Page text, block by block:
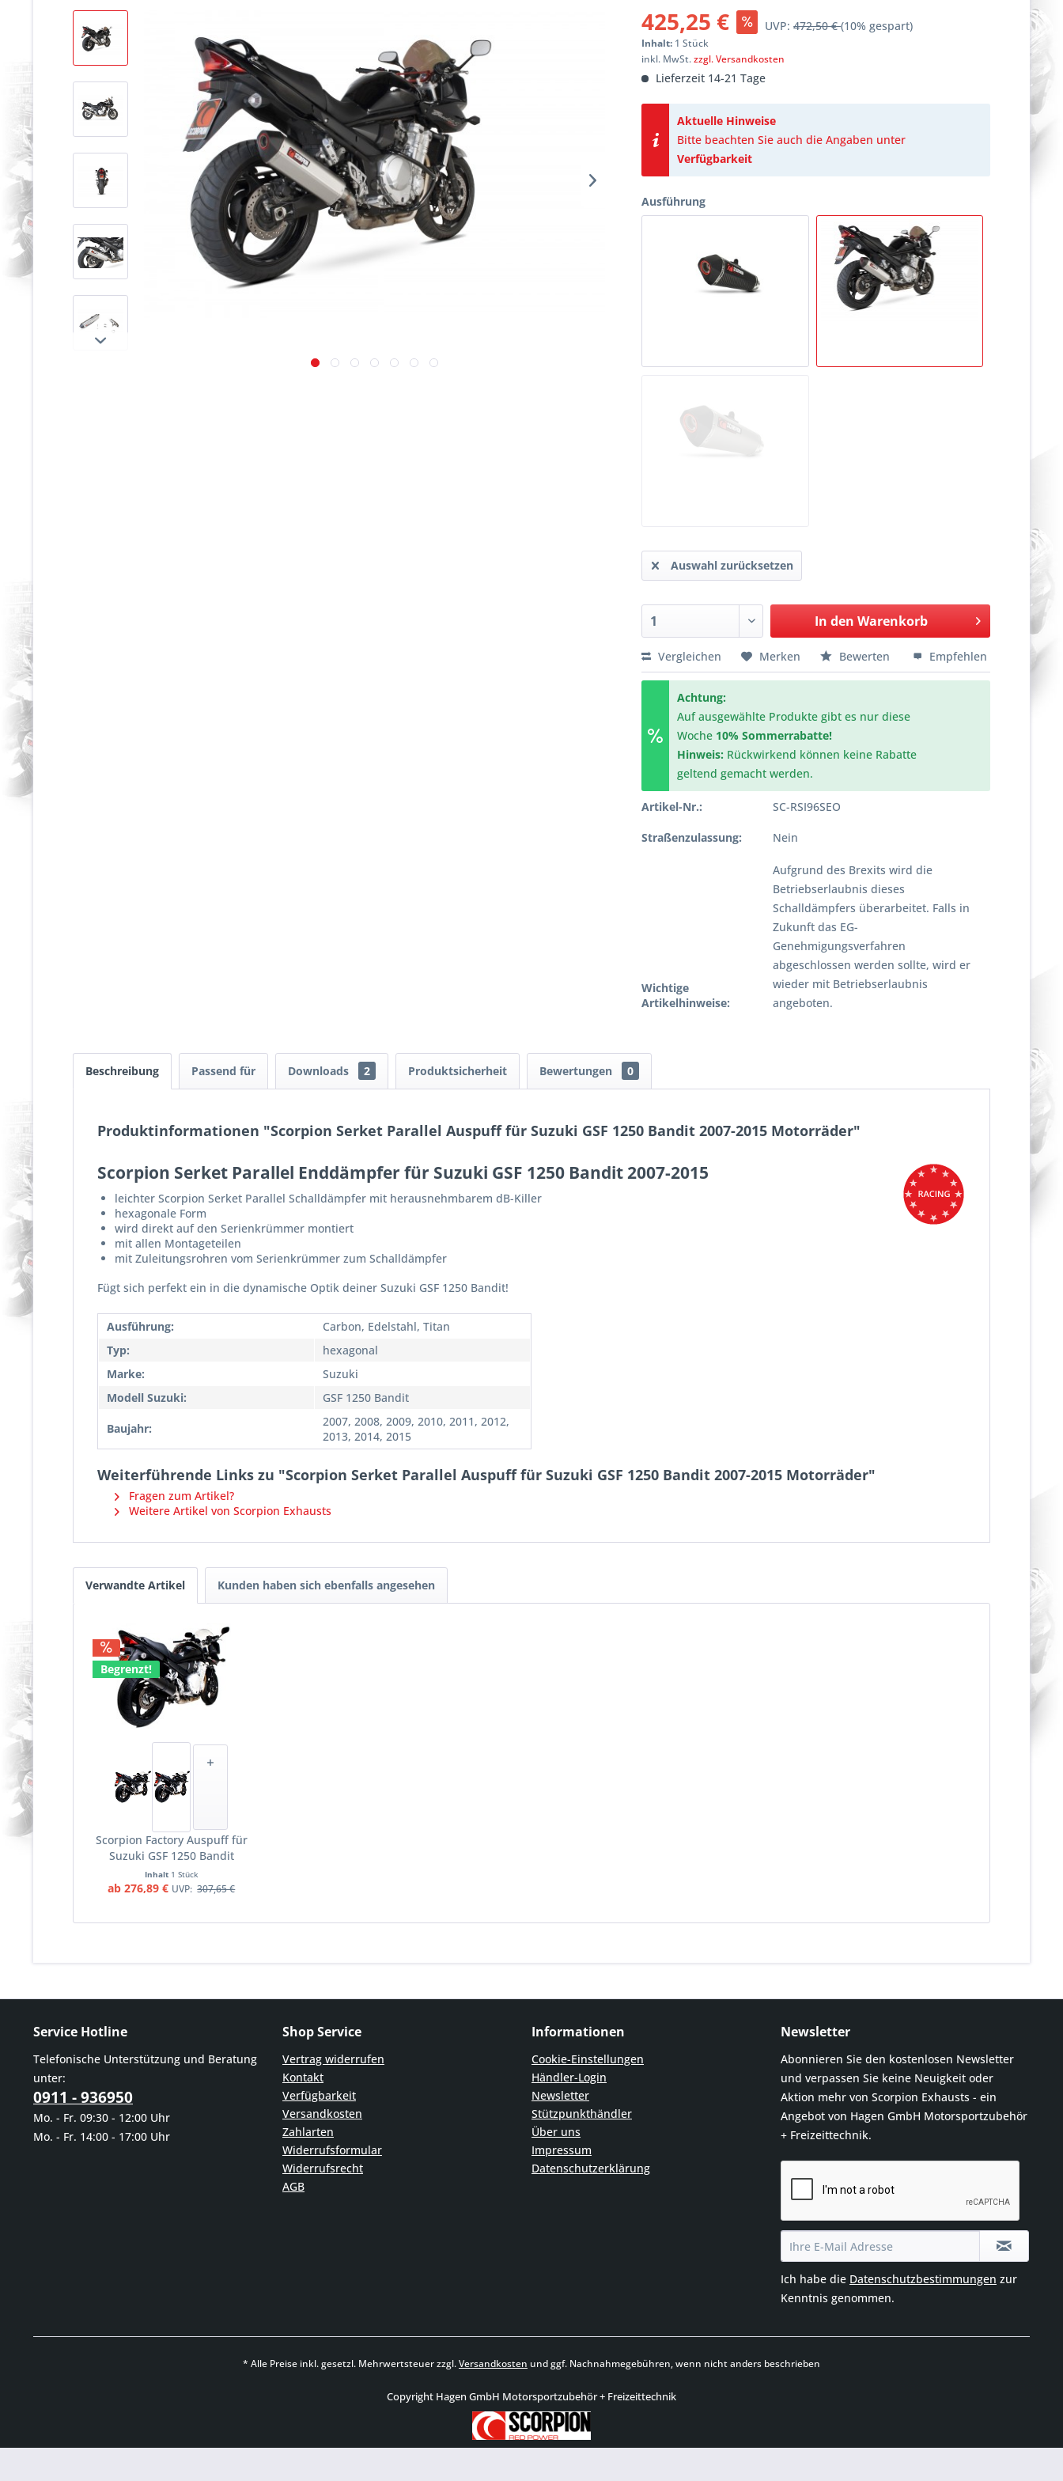
425,25 € UVP:472,50 €(10% gespart)
Inhalt: 1 Stück
inkl. MwSt.zzgl. Versandkosten
Lieferzeit 14-21 Tage
Aktuelle Hinweise
Bitte beachten Sie auch die Angaben unter
Verfügbarkeit
Ausführung
Auswahl zurücksetzen
In den Warenkorb
Vergleichen Merken Bewerten Empfehlen
Achtung:
Auf ausgewählte Produkte gibt es nur diese
Woche 10% Sommerrabatte!
Hinweis: Rückwirkend können keine Rabatte
geltend gemacht werden.
Artikel-Nr.: SC-RSI96SEO
Straßenzulassung: Nein
Wichtige
Artikelhinweise:
Aufgrund des Brexits wird die
Betriebserlaubnis dieses
Schalldämpfers überarbeitet. Falls in
Zukunft das EG-
Genehmigungsverfahren
abgeschlossen werden sollte, wird er
wieder mit Betriebserlaubnis
angeboten.
Beschreibung Passend für Downloads 2 Produktsicherheit Bewertungen 0
Produktinformationen "Scorpion Serket Parallel Auspuff für Suzuki GSF 1250 Bandit 2007-2015 Motorräder"
Scorpion Serket Parallel Enddämpfer für Suzuki GSF 1250 Bandit 2007-2015
leichter Scorpion Serket Parallel Schalldämpfer mit herausnehmbarem dB-Killer
hexagonale Form
wird direkt auf den Serienkrümmer montiert
mit allen Montageteilen
mit Zuleitungsrohren vom Serienkrümmer zum Schalldämpfer
Fügt sich perfekt ein in die dynamische Optik deiner Suzuki GSF 1250 Bandit!
Ausführung:
Carbon, Edelstahl, Titan
Typ:
hexagonal
Marke:
Suzuki
Modell Suzuki:
GSF 1250 Bandit
Baujahr:
2007, 2008, 2009, 2010, 2011, 2012,
2013, 2014, 2015
Weiterführende Links zu "Scorpion Serket Parallel Auspuff für Suzuki GSF 1250 Bandit 2007-2015 Motorräder"
Fragen zum Artikel?
Weitere Artikel von Scorpion Exhausts
Verwandte Artikel Kunden haben sich ebenfalls angesehen
Begrenzt!
Scorpion Factory Auspuff für
Suzuki GSF 1250 Bandit
2007-2015 Motorräder
Inhalt 1 Stück
ab 276,89 € UVP: 307,65 €
Service Hotline
Telefonische Unterstützung und Beratung
unter:
0911 - 936950
Mo. - Fr. 09:30 - 12:00 Uhr
Mo. - Fr. 14:00 - 17:00 Uhr
Shop Service
Vertrag widerrufen
Kontakt
Verfügbarkeit
Versandkosten
Zahlarten
Widerrufsformular
Widerrufsrecht
AGB
Informationen
Cookie-Einstellungen
Händler-Login
Newsletter
Stützpunkthändler
Über uns
Impressum
Datenschutzerklärung
Newsletter
Abonnieren Sie den kostenlosen Newsletter
und verpassen Sie keine Neuigkeit oder
Aktion mehr von Scorpion Exhausts - ein
Angebot von Hagen GmbH Motorsportzubehör
+ Freizeittechnik.
Ich habe die Datenschutzbestimmungen zur
Kenntnis genommen.
* Alle Preise inkl. gesetzl. Mehrwertsteuer zzgl.Versandkosten und ggf. Nachnahmegebühren, wenn nicht anders beschrieben
Copyright Hagen GmbH Motorsportzubehör + Freizeittechnik